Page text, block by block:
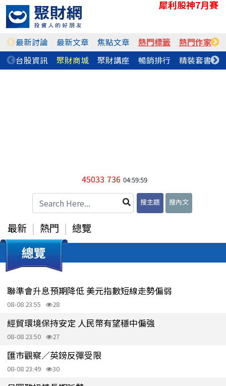
犀利股神7月賽
最新討論 最新文章 焦點文章 熱門標籤 熱門作家
台股資訊
聚財商城 聚財講座 暢銷排行 精裝套書
45033 736 04:59:59
搜主題 搜內文
最新 熱門 總覽
總覽
聯準會升息預期降低 美元指數短線走勢偏弱
08-08 23:55 28
經貿環境保持安定 人民幣有望穩中偏強
08-08 23:50 27
匯市觀察／英鎊反彈受限
08-08 23:49 30